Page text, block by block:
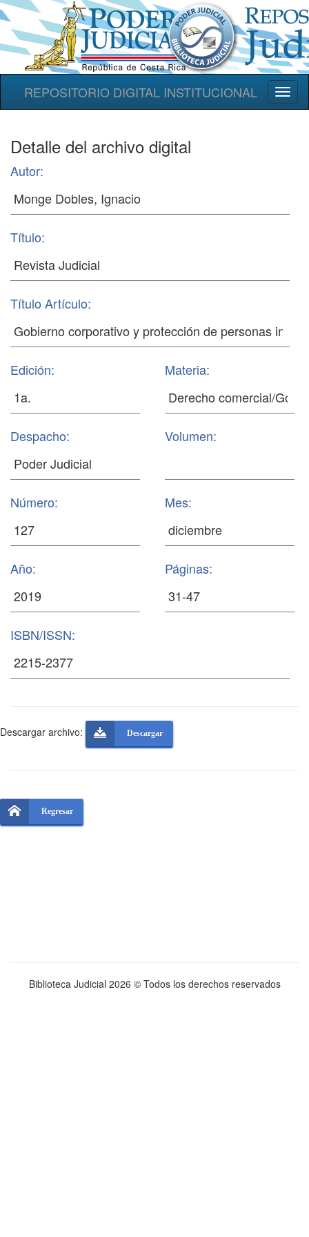
REPOSITORIO DIGITAL INSTITUCIONAL
Detalle del archivo digital
Autor:
Título:
Título Artículo:
Edición: Materia:
Despacho: Volumen:
Número: Mes:
Año: Páginas:
ISBN/ISSN:
Descargar archivo: Descargar
Regresar
Biblioteca Judicial 2026 © Todos los derechos reservados